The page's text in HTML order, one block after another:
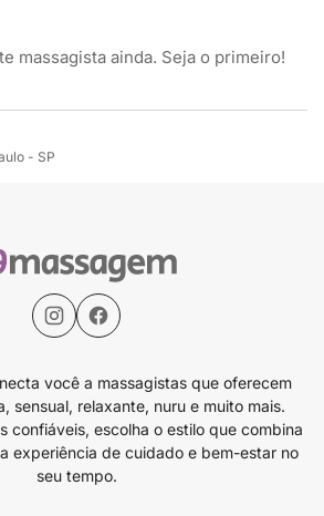
- SP
massagista ainda. Seja o primeiro!
você a massagistas que oferecem
sensual, relaxante, nuru e muito mais.
confiáveis, escolha o estilo que combina
experiência de cuidado e bem-estar no
seu tempo.